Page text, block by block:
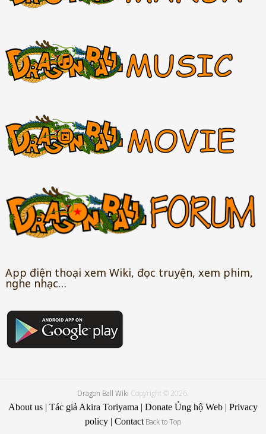
App điện thoại xem Wiki, đọc truyện, xem phim,
nghe nhạc…
Dragon Ball Wiki Copyright © 2026.
About us| Tác giả Akira Toriyama | Donate Ủng hộ Web| Privacy
policy| Contact Back to Top